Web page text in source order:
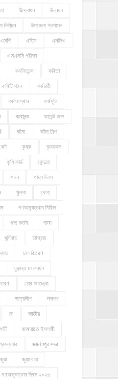
উদ্বোধন উন্নয়ন
উপজেলা প্রশাসন
এতিম এনজিও
এসএসসি পরীক্ষা
কনফিডেন্স কবিতা
কমিটি গঠন কর্মচারী
কর্মসংস্থান কর্মসূচি
কারাদন্ড কারেন্ট জাল
কাঁসা কাঁসা শিল্প
কৃষক কৃষকদল
কৃষি কার্ড কেন্দুয়া
খনন খাদ্য দিবস
খুলনা খেলা
গণঅভ্যুত্থান মিছিল
গাছ কর্তন গাজা
ঘূর্ণিঝড় চট্টগ্রাম
চাল বিতরণ
চুড়ান্ত মনোনয়ন
চোর আতঙ্ক
ছাত্রলীগ জনপথ
জা জাতীয়
জামায়াতে ইসলামী
জামালপুর সদর
জুয়া জুয়াখেলা
গণঅভ্যুত্থান দিবস ২০২৬